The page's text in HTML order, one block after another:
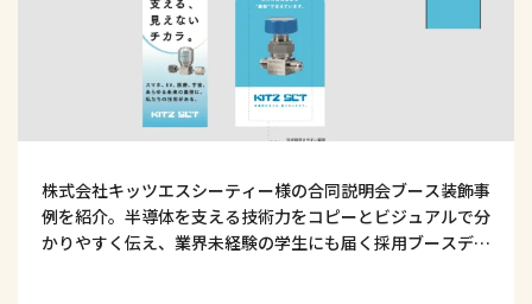
株式会社キッツエスシーティー様の合同説明会ブース装飾事
例を紹介。半導体を支える技術力をコピーとビジュアルで分
かりやすく伝え、業界未経験の学生にも届く採用ブースデザ